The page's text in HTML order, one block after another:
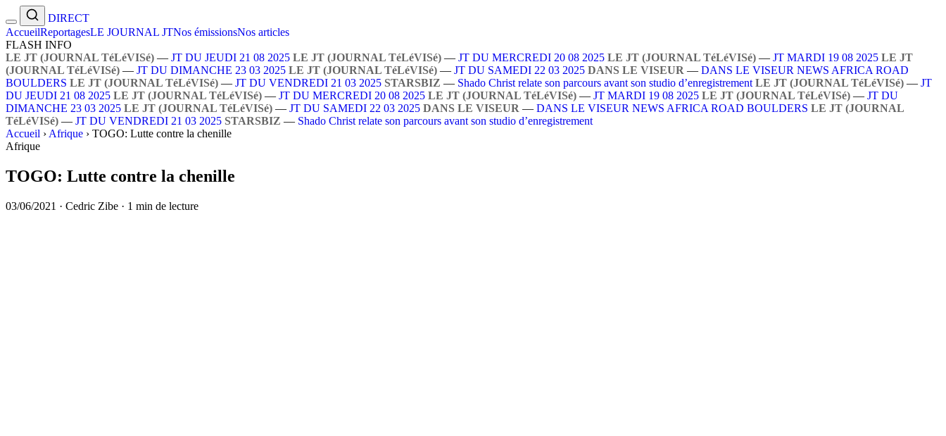
DIRECT
AccueilReportagesLE JOURNAL JTNos émissionsNos articles
FLASH INFO
LE JT (JOURNAL TéLéVISé) — JT DU JEUDI 21 08 2025 LE JT (JOURNAL TéLéVISé) — JT DU MERCREDI 20 08 2025 LE JT (JOURNAL TéLéVISé) — JT MARDI 19 08 2025 LE JT
(JOURNAL TéLéVISé) — JT DU DIMANCHE 23 03 2025 LE JT (JOURNAL TéLéVISé) — JT DU SAMEDI 22 03 2025 DANS LE VISEUR — DANS LE VISEUR NEWS AFRICA ROAD
BOULDERS LE JT (JOURNAL TéLéVISé) — JT DU VENDREDI 21 03 2025 STARSBIZ — Shado Christ relate son parcours avant son studio d’enregistrement LE JT (JOURNAL TéLéVISé) — JT
DU JEUDI 21 08 2025 LE JT (JOURNAL TéLéVISé) — JT DU MERCREDI 20 08 2025 LE JT (JOURNAL TéLéVISé) — JT MARDI 19 08 2025 LE JT (JOURNAL TéLéVISé) — JT DU
DIMANCHE 23 03 2025 LE JT (JOURNAL TéLéVISé) — JT DU SAMEDI 22 03 2025 DANS LE VISEUR — DANS LE VISEUR NEWS AFRICA ROAD BOULDERS LE JT (JOURNAL
TéLéVISé) — JT DU VENDREDI 21 03 2025 STARSBIZ — Shado Christ relate son parcours avant son studio d’enregistrement
Accueil › Afrique › TOGO: Lutte contre la chenille
Afrique
TOGO: Lutte contre la chenille
03/06/2021 · Cedric Zibe · 1 min de lecture